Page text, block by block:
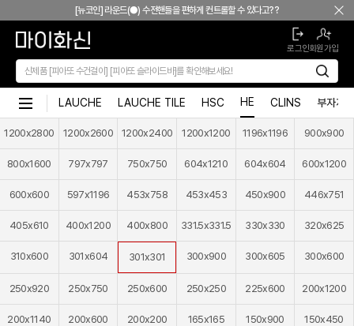
본문 바로가기[뉴코인] 라운드(●) 수전핸들을 편하게 컨트롤할 수 있다고??
[뉴코인청소건] 허리 굽히지 마세요! 변기 뒤로 숨기지도 마세요!
[뉴코인슬라이드바] 존재감을 확! 숨기는 350mm의 미니멀리즘
[모노플러스] 시공후에 알게되는 만족감! 프레임리스 휴지걸이
[뉴피오] '튀지 않고' 투명한 크리스탈 직수
[뉴코인] 라운드(●) 수전핸들을 편하게 컨트롤할 수 있다고??
[모노플러스] 시공후에 알게되는 만족감! 프레임리스 휴지걸이
[뉴피오] '튀지 않고' 투명한 크리스탈 직수
로그인회원가입
LAUCHE LAUCHE TILE HSC HE CLINS 부자재
1200x2800 1200x2600 1200x2400 1200x1200 1196x1196 900x900
800x1600 797x797 750x750 604x1210 604x604 600x1200
600x600 597x1196 453x758 453x453 450x900 446x751
405x610 400x1200 400x800 331.5x331.5 330x330 320x625
310x600 301x604 301x301 300x900 300x605 300x600
250x920 250x750 250x600 250x250 225x600 200x1200
200x1140 200x600 200x200 165x165 150x900 150x450